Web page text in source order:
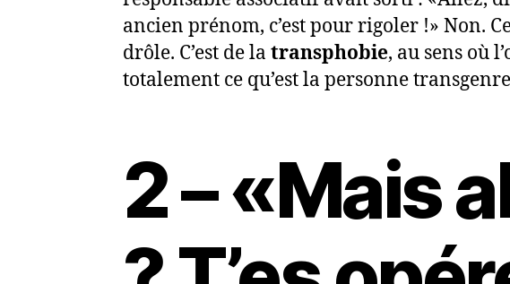
ancien prénom, c’est pour rigoler !» Non. Ce
drôle. C’est de la transphobie, au sens où
totalement ce qu’est la personne
2 – «Mais